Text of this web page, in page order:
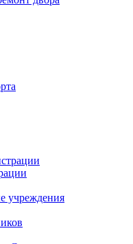
учреждения